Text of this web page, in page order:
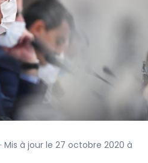
· Mis à jour le 27 octobre 2020 à